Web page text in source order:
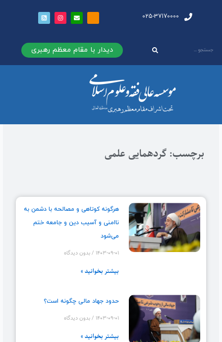
025-37170000
دیدار با مقام معظم رهبری
برچسب: گردهمایی علمی
هرگونه کوتاهی و مصالحه با دشمن به
ناامنی و آسیب دین و جامعه ختم
می‌شود
۱۴۰۳-۰۹-۰۱ بدون دیدگاه
بیشتر بخوانید »
حدود جهاد مالی چگونه است؟
۱۴۰۳-۰۹-۰۱ بدون دیدگاه
بیشتر بخوانید »